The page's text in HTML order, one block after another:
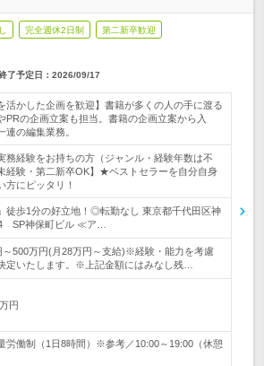
完全週休2日制 第二新卒歓迎
了予定日： 2026/09/17
活かした企画を歓迎】書籍が多くの人の手に渡る
PRの企画立案も担当。書籍の企画立案から入
連の編集業務。
務経験をお持ちの方（ジャンル・経験年数は不
経験・第二新卒OK】★ベストセラーを自分自身
方にピッタリ！
徒歩1分の好立地！◎転勤なし 東京都千代田区神
SP神保町ビル ≪ア…
～500万円(月28万円～支給)※経験・能力を考慮
定いたします。※上記金額にはみなし残…
円
労働制（1日8時間）※参考／10:00～19:00（休憩